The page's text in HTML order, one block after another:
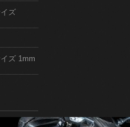
ズ
ズ 1mm